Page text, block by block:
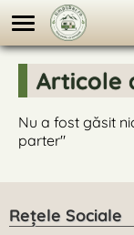
Articole
Nu a fost găsit
parter"
Rețele Sociale